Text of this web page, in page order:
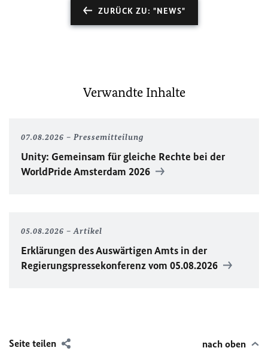
ZURÜCK ZU: "NEWS"
Verwandte Inhalte
07.08.2026 Pressemitteilung
Unity: Gemeinsam für gleiche Rechte bei der
WorldPrideAmsterdam 2026
05.08.2026 Artikel
Erklärungen des Auswärtigen Amts in der
Regierungspressekonferenz vom 05.08.2026
Seite teilen nach oben